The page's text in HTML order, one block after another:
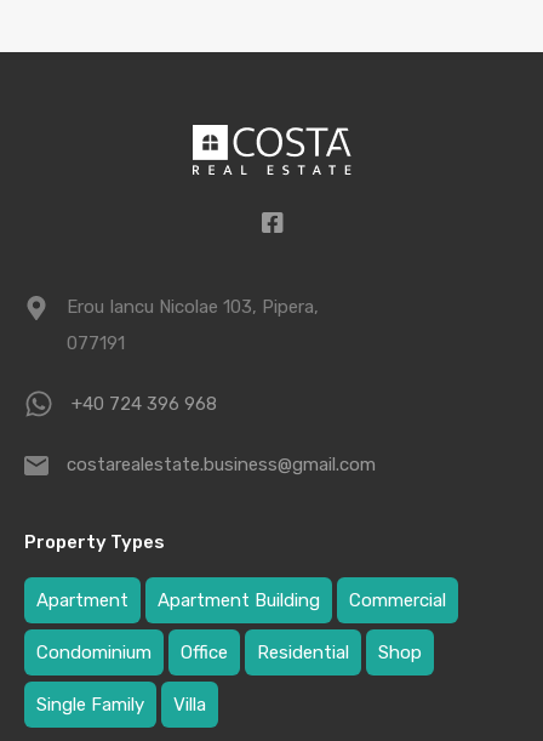
Erou Iancu Nicolae 103, Pipera,
077191
+40 724 396 968
costarealestate.business@gmail.com
Property Types
Apartment Apartment Building Commercial
Condominium Office Residential Shop
Single Family Villa